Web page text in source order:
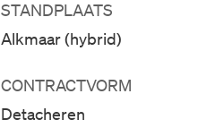
STANDPLAATS
Alkmaar (hybrid)
CONTRACTVORM
Detacheren